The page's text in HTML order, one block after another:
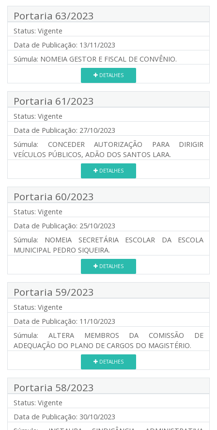
Portaria 63/2023
Status: Vigente
Data de Publicação: 13/11/2023
Súmula: NOMEIA GESTOR E FISCAL DE CONVÊNIO.
DETALHES
Portaria 61/2023
Status: Vigente
Data de Publicação: 27/10/2023
Súmula: CONCEDER AUTORIZAÇÃO PARA DIRIGIR
VEÍCULOS PÚBLICOS, ADÃO DOS SANTOS LARA.
DETALHES
Portaria 60/2023
Status: Vigente
Data de Publicação: 25/10/2023
Súmula: NOMEIA SECRETÁRIA ESCOLAR DA ESCOLA
MUNICIPAL PEDRO SIQUEIRA.
DETALHES
Portaria 59/2023
Status: Vigente
Data de Publicação: 11/10/2023
Súmula: ALTERA MEMBROS DA COMISSÃO DE
ADEQUAÇÃO DO PLANO DE CARGOS DO MAGISTÉRIO.
DETALHES
Portaria 58/2023
Status: Vigente
Data de Publicação: 30/10/2023